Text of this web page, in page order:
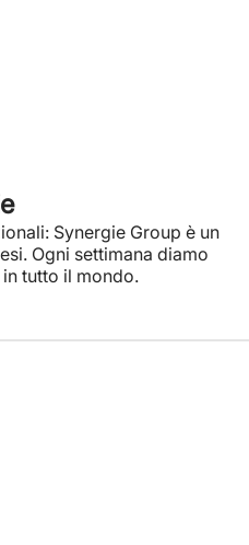
Synergie Group è un
Ogni settimana diamo
tutto il mondo.